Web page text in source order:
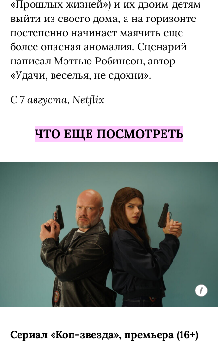
«Прошлых жизней») и их двоим детям
выйти из своего дома, а на горизонте
постепенно начинает маячить еще
более опасная аномалия. Сценарий
написал Мэттью Робинсон, автор
«Удачи, веселья, не сдохни».
С 7 августа, Netflix
ЧТО ЕЩЕ ПОСМОТРЕТЬ
Сериал «Коп-звезда», премьера (16+)